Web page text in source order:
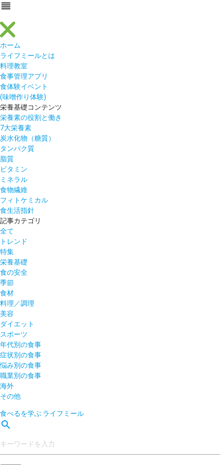
reorder
ホーム
ライフミールとは
料理教室
食事管理アプリ
食体験イベント
(味噌作り体験)
栄養基礎コンテンツ
栄養素の役割と働き
7大栄養素
炭水化物（糖質）
タンパク質
脂質
ビタミン
ミネラル
食物繊維
フィトケミカル
食生活指針
記事カテゴリ
全て
トレンド
特集
栄養基礎
食の安全
季節
食材
料理／調理
美容
ダイエット
スポーツ
年代別の食事
症状別の食事
悩み別の食事
職業別の食事
海外
その他
食べるを学ぶ ライフミール
search